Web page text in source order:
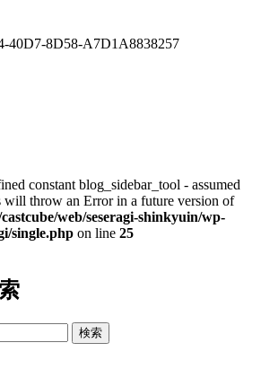
40D7-8D58-A7D1A8838257
constant blog_sidebar_tool - assumed
will throw an Error in a future version of
web/seseragi-shinkyuin/wp-
single.php on line 25